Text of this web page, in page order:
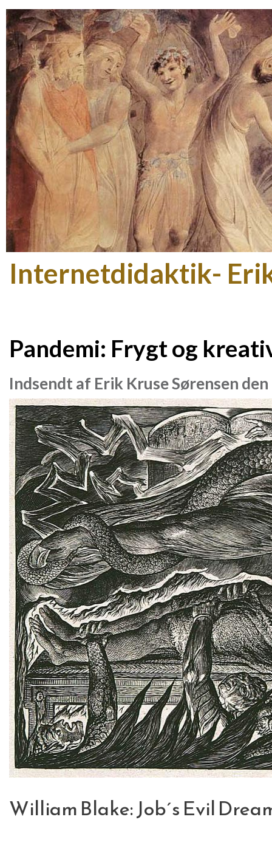
Gå
Internetdidaktik-
Pandemi: Frygt og
Indsendt af Erik Kruse Sørensen
William Blake: Job´s Evil